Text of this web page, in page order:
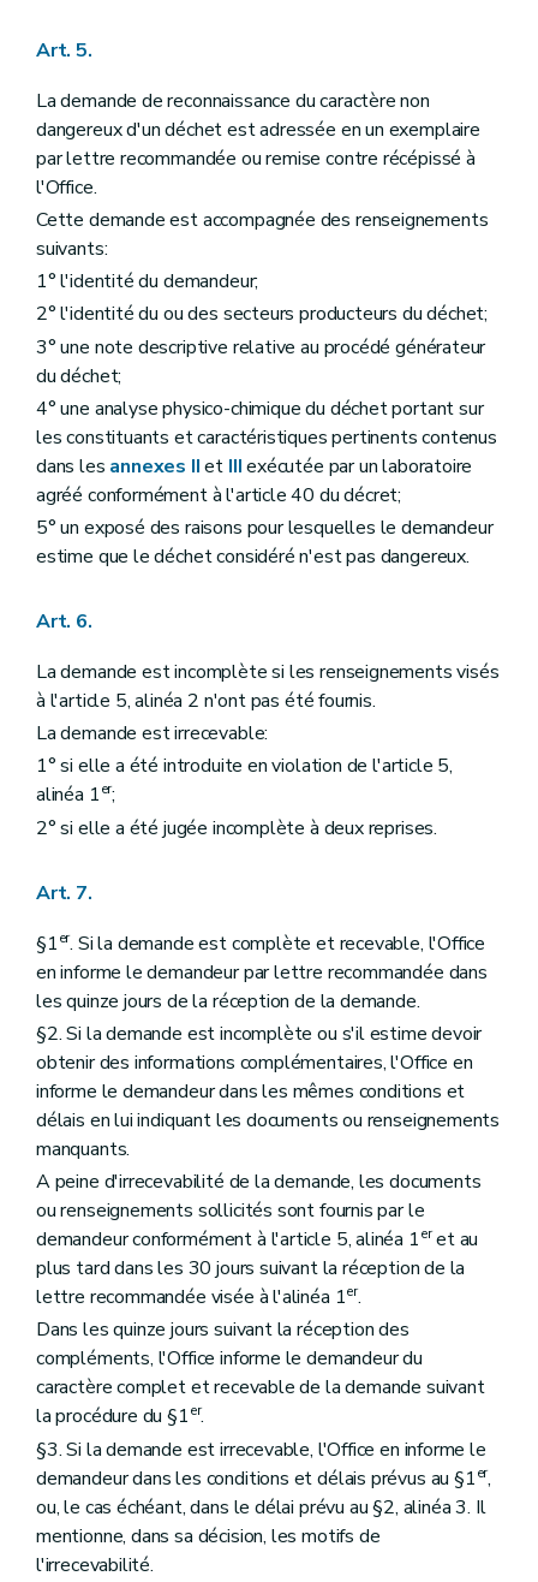
Art. 5.
La demande de reconnaissance du caractère non
dangereux d'un déchet est adressée en un exemplaire
par lettre recommandée ou remise contre récépissé à
l'Office.
Cette demande est accompagnée des renseignements
suivants:
1° l'identité du demandeur;
2° l'identité du ou des secteurs producteurs du déchet;
3° une note descriptive relative au procédé générateur
du déchet;
4° une analyse physico-chimique du déchet portant sur
les constituants et caractéristiques pertinents contenus
dans les annexes IIet IIIexécutée par un laboratoire
agréé conformément à l'article 40 du décret;
5° un exposé des raisons pour lesquelles le demandeur
estime que le déchet considéré n'est pas dangereux.
Art. 6.
La demande est incomplète si les renseignements visés
à l'article 5, alinéa 2 n'ont pas été fournis.
La demande est irrecevable:
1° si elle a été introduite en violation de l'article 5,
alinéa 1er;
2° si elle a été jugée incomplète à deux reprises.
Art. 7.
§1er. Si la demande est complète et recevable, l'Office
en informe le demandeur par lettre recommandée dans
les quinze jours de la réception de la demande.
§2. Si la demande est incomplète ou s'il estime devoir
obtenir des informations complémentaires, l'Office en
informe le demandeur dans les mêmes conditions et
délais en lui indiquant les documents ou renseignements
manquants.
A peine d'irrecevabilité de la demande, les documents
ou renseignements sollicités sont fournis par le
demandeur conformément à l'article 5, alinéa 1eret au
plus tard dans les 30 jours suivant la réception de la
lettre recommandée visée à l'alinéa 1er.
Dans les quinze jours suivant la réception des
compléments, l'Office informe le demandeur du
caractère complet et recevable de la demande suivant
la procédure du §1er.
§3. Si la demande est irrecevable, l'Office en informe le
demandeur dans les conditions et délais prévus au §1er,
ou, le cas échéant, dans le délai prévu au §2, alinéa 3. Il
mentionne, dans sa décision, les motifs de
l'irrecevabilité.